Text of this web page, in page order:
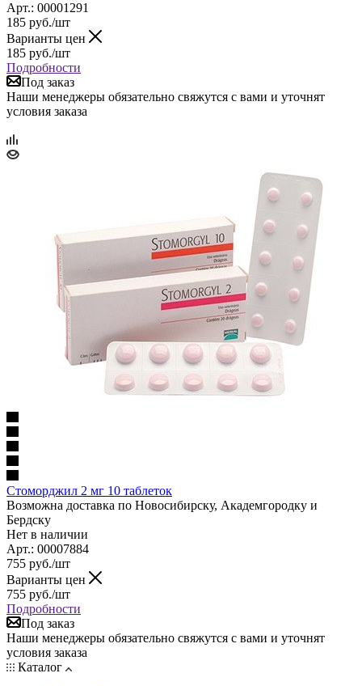
Арт.: 00001291
185 руб./шт
Варианты цен
185 руб./шт
Подробности
Под заказ
Наши менеджеры обязательно свяжутся с вами и уточнят
условия заказа
Стоморджил 2 мг 10 таблеток
Возможна доставка по Новосибирску, Академгородку и
Бердску
Нет в наличии
Арт.: 00007884
755 руб./шт
Варианты цен
755 руб./шт
Подробности
Под заказ
Наши менеджеры обязательно свяжутся с вами и уточнят
условия заказа
Каталог